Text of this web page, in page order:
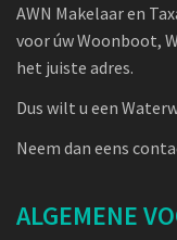
AWN Makelaar en
voor úw Woonboot,
het juiste adres.
Dus wilt u een
Neem dan eens
ALGEMENE